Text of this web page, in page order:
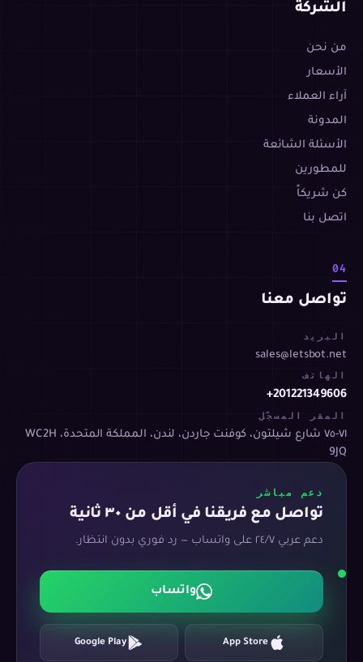
الشركة
من نحن
الأسعار
آراء العملاء
المدونة
الأسئلة الشائعة
للمطورين
كن شريكاً
اتصل بنا
04
تواصل معنا
البريد
sales@letsbot.net
الهاتف
+201221349606
المقر المسجّل
٧١-٧٥ شارع شيلتون، كوفنت جاردن، لندن، المملكة المتحدة، WC2H
9JQ
دعم مباشر
تواصل مع فريقنا في أقل من ٣٠ ثانية
دعم عربي ٢٤/٧ على واتساب — رد فوري بدون انتظار.
واتساب
App Store
Google Play